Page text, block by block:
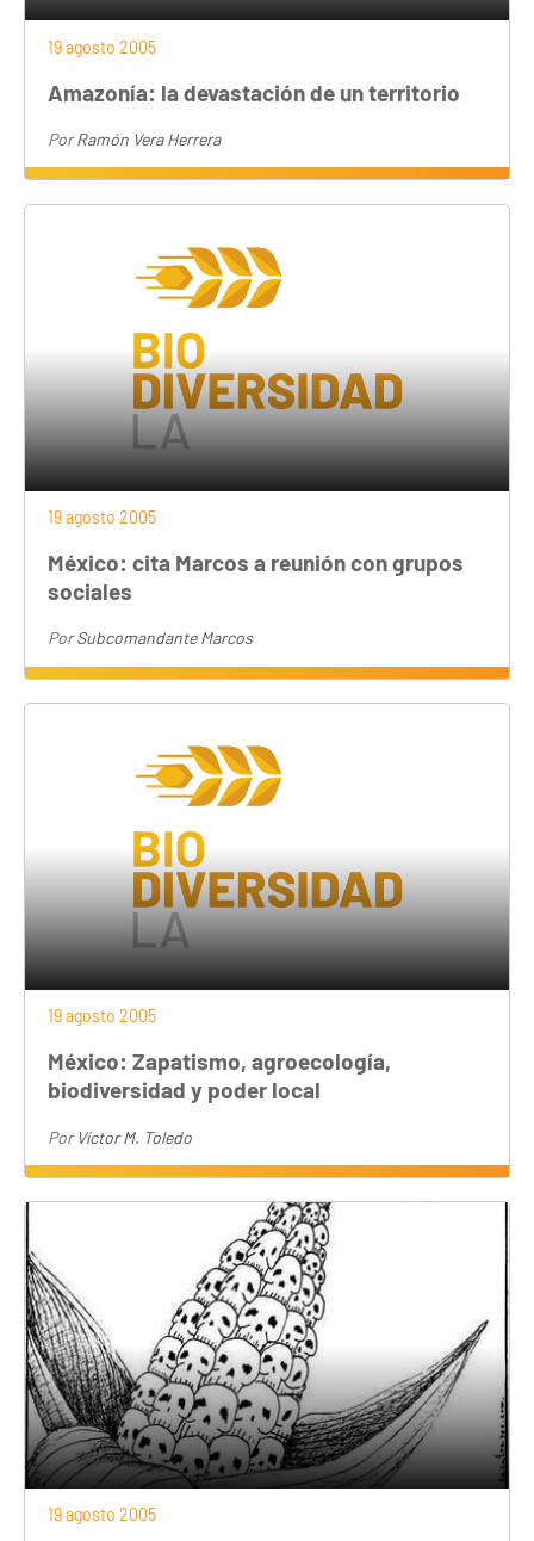
19 agosto 2005
Amazonía: la devastación de un territorio
PorRamón Vera Herrera
19 agosto 2005
México: cita Marcos a reunión con grupos
sociales
PorSubcomandante Marcos
19 agosto 2005
México: Zapatismo, agroecología,
biodiversidad y poder local
Por Víctor M. Toledo
19 agosto 2005